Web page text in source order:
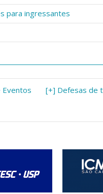
para ingressantes
Eventos [+] Defesas de